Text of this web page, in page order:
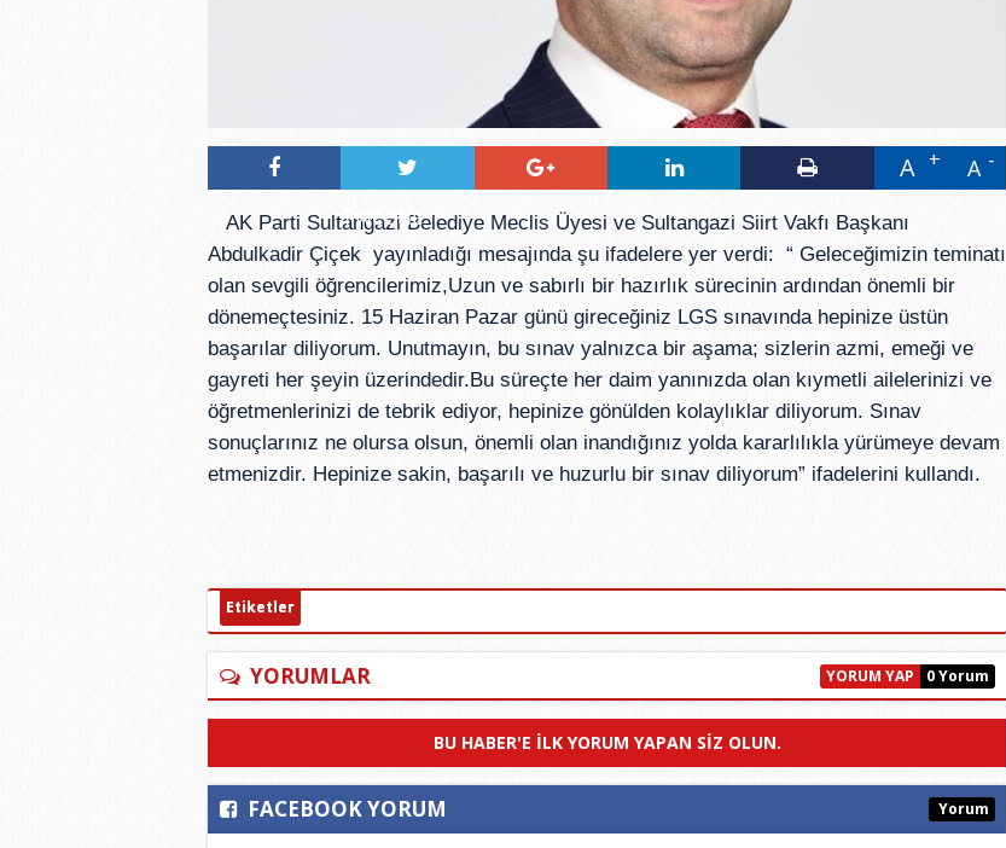
Tweetle
A A
AK Parti Sultangazi Belediye Meclis Üyesi ve Sultangazi Siirt Vakfı Başkanı
Abdulkadir Çiçek yayınladığı mesajında şu ifadelere yer verdi: “ Geleceğimizin teminatı
olan sevgili öğrencilerimiz,Uzun ve sabırlı bir hazırlık sürecinin ardından önemli bir
dönemeçtesiniz. 15 Haziran Pazar günü gireceğiniz LGS sınavında hepinize üstün
başarılar diliyorum. Unutmayın, bu sınav yalnızca bir aşama; sizlerin azmi, emeği ve
gayreti her şeyin üzerindedir.Bu süreçte her daim yanınızda olan kıymetli ailelerinizi ve
öğretmenlerinizi de tebrik ediyor, hepinize gönülden kolaylıklar diliyorum. Sınav
sonuçlarınız ne olursa olsun, önemli olan inandığınız yolda kararlılıkla yürümeye devam
etmenizdir. Hepinize sakin, başarılı ve huzurlu bir sınav diliyorum” ifadelerini kullandı.
Etiketler
YORUMLAR 0 Yorum
YORUM YAP
BU HABER'E ILK YORUM YAPAN SIZ OLUN.
FACEBOOK YORUM Yorum